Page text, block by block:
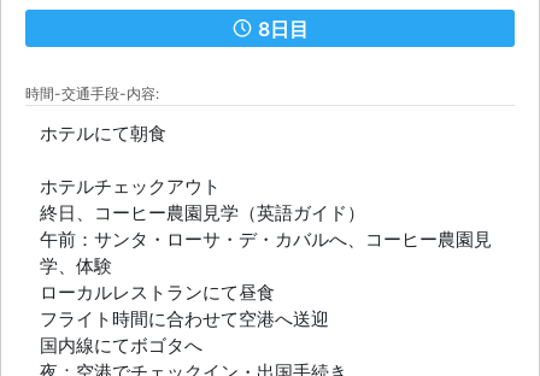
8日目
時間-交通手段-内容:
ホテルにて朝食
ホテルチェックアウト
終日、コーヒー農園見学（英語ガイド）
午前：サンタ・ローサ・デ・カバルへ、コーヒー農園見
学、体験
ローカルレストランにて昼食
フライト時間に合わせて空港へ送迎
国内線にてボゴタへ